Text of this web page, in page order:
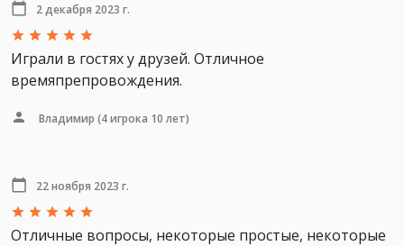
2 декабря 2023 г.
Играли в гостях у друзей. Отличное
времяпрепровождения.
Владимир (4 игрока 10 лет)
22 ноября 2023 г.
Отличные вопросы, некоторые простые, некоторые